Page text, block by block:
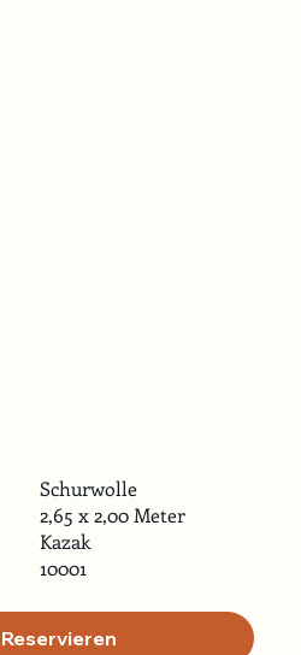
Schurwolle
2,65 x 2,00 Meter
Kazak
10001